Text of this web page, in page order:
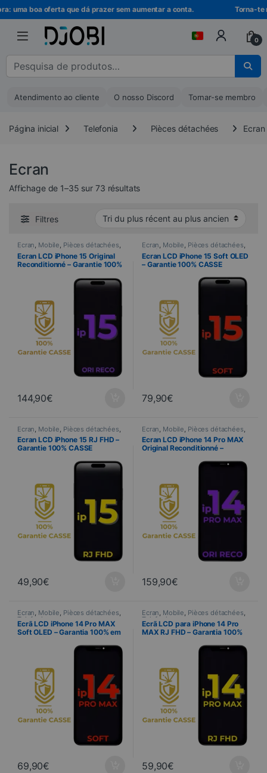
Ir para a navegação
Ir para o conteúdo
boa oferta que dá prazer sem aumentar a conta. Torna-te
0
Pesquisar por :
Atendimento ao cliente O nosso Discord Tornar-se membro
Página inicial Telefonia Pièces détachées Ecran
Ecran
Affichage de 1–35 sur 73 résultatsTrié du plus récent au plus
Filtres
Ecran, Mobile, Pièces détachées,
Telefonia
Ecran LCD iPhone 15 Original
Reconditionné – Garantie 100%
144,90€
Ecran, Mobile, Pièces détachées,
Telefonia
Ecran LCD iPhone 15 Soft OLED
– Garantie 100% CASSE
79,90€
Ecran Mobile Pièces détachées
Telefonia
Ecran LCD iPhone 15 RJ FHD –
Garantie 100% CASSE
49,90€
Ecran Mobile Pièces détachées
Telefonia
Ecran LCD iPhone 14 Pro MAX
Original Reconditionné –
159,90€
Ecran, Mobile, Pièces détachées,
Telefonia
Ecrã LCD iPhone 14 Pro MAX
Soft OLED – Garantia 100% em
69,90€
Ecran, Mobile, Pièces détachées,
Telefonia
Ecrã LCD para iPhone 14 Pro
MAX RJ FHD – Garantia 100%
59,90€